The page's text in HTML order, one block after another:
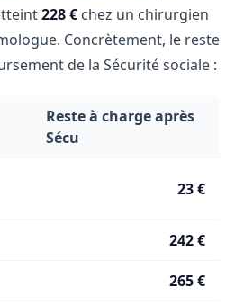
228 € chez un chirurgien
Concrètement, le reste
de la Sécurité sociale :
Reste à charge après
Sécu
23 €
242 €
265 €